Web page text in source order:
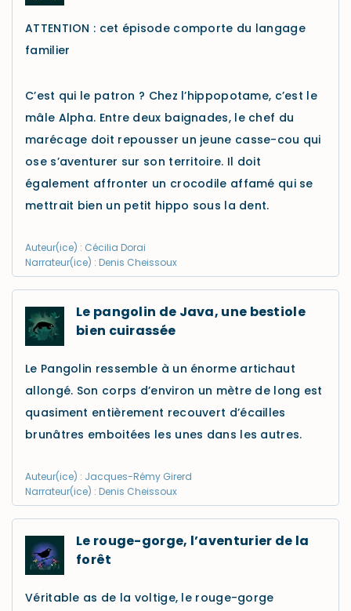
ATTENTION : cet épisode comporte du langage
familier
C’est qui le patron ? Chez l’hippopotame, c’est le
mâle Alpha. Entre deux baignades, le chef du
marécage doit repousser un jeune casse-cou qui
ose s’aventurer sur son territoire. Il doit
également affronter un crocodile affamé qui se
mettrait bien un petit hippo sous la dent.
Auteur(ice) : Cécilia Dorai
Narrateur(ice) : Denis Cheissoux
Le pangolin de Java, une bestiole
bien cuirassée
Le Pangolin ressemble à un énorme artichaut
allongé. Son corps d’environ un mètre de long est
quasiment entièrement recouvert d’écailles
brunâtres emboitées les unes dans les autres.
Auteur(ice) : Jacques-Rémy Girerd
Narrateur(ice) : Denis Cheissoux
Le rouge-gorge, l’aventurier de la
forêt
Véritable as de la voltige, le rouge-gorge